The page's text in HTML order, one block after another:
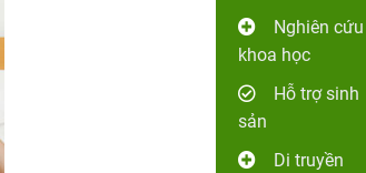
Nghiên cứu
khoa học
Hỗ trợ sinh
sản
Di truyền